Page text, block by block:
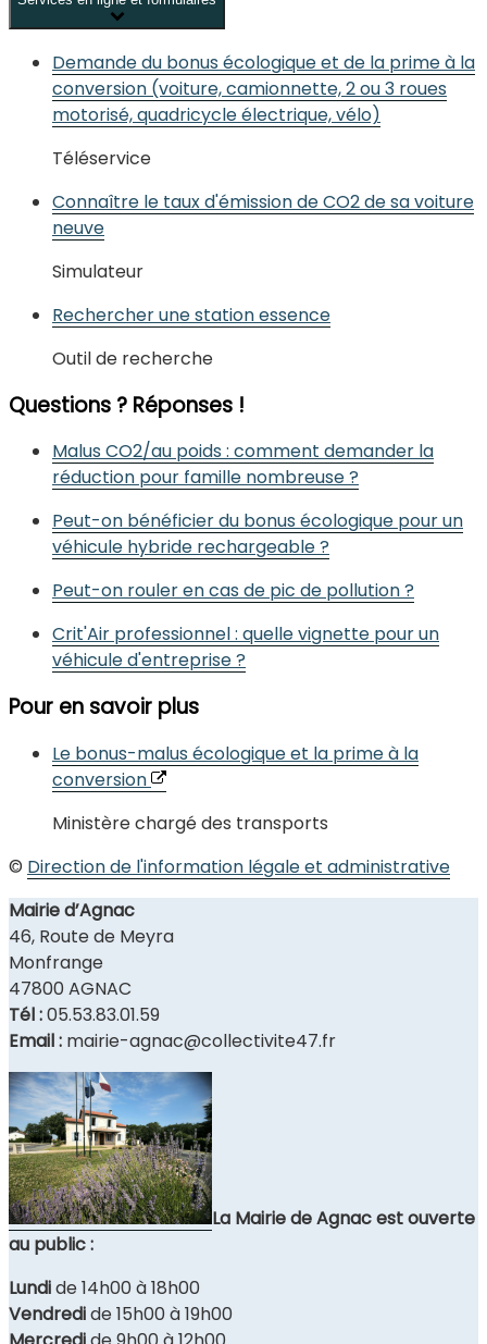
Demande du bonus écologique et de la prime à la
conversion (voiture, camionnette, 2 ou 3 roues
motorisé, quadricycle électrique, vélo)
Téléservice
Connaître le taux d'émission de CO2 de sa voiture
neuve
Simulateur
Rechercher une station essence
Outil de recherche
Questions ? Réponses !
Malus CO2/au poids : comment demander la
réduction pour famille nombreuse ?
Peut-on bénéficier du bonus écologique pour un
véhicule hybride rechargeable ?
Peut-on rouler en cas de pic de pollution ?
Crit'Air professionnel : quelle vignette pour un
véhicule d'entreprise ?
Pour en savoir plus
Le bonus-malus écologique et la prime à la
conversion
Ministère chargé des transports
© Direction de l'information légale et administrative
Mairie d’Agnac
46, Route de Meyra
Monfrange
47800 AGNAC
Tél :05.53.83.01.59
Email : mairie-agnac@collectivite47.fr
La Mairie de Agnac est ouverte
au public :
Lundide 14h00 à 18h00
Vendredide 15h00 à 19h00